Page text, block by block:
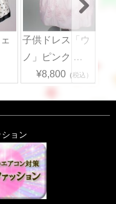
子供ドレス「ウ
ノ」ピンク …
¥8,800（税込）
ョン